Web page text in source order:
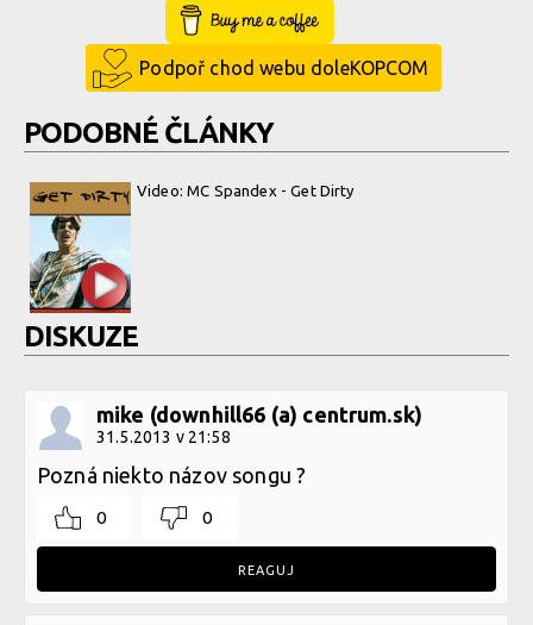
Buy Me a Coffee
Podpoř chod webu doleKOPCOM
PODOBNÉ ČLÁNKY
Video: MC Spandex - Get Dirty
DISKUZE
mike (downhill66 (a) centrum.sk)
31.5.2013 v 21:58
Pozná niekto názov songu ?
0 0
REAGUJ